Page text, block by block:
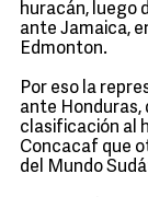
huracán, luego
ante Jamaica,
Edmonton.
Por eso la
ante Honduras,
clasificación al
Concacaf que
del Mundo